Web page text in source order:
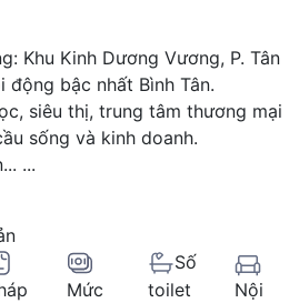
Khu Kinh Dương Vương, P. Tân
động bậc nhất Bình Tân.
siêu thị, trung tâm thương mại
sống và kinh doanh.
...
Mức
Số
toilet
Nội